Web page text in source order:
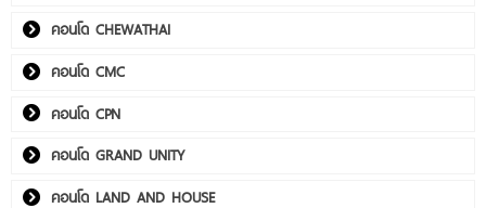
คอนโด CHEWATHAI
คอนโด CMC
คอนโด CPN
คอนโด GRAND UNITY
คอนโด LAND AND HOUSE